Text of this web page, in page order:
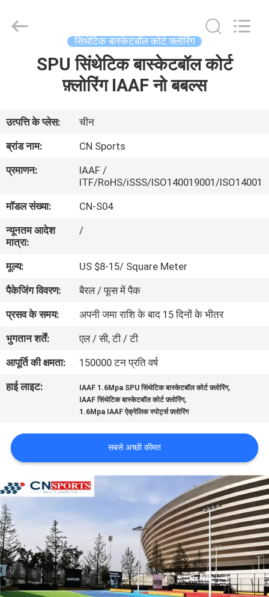
हमारे
बारे
कारखाना
भ्रमण
गुणवत्ता
नियंत्रण
संपर्क
करें
का
अनुरोध
करें
साइटमैप
PRIVACY
POLICY
Materials
सिंथेटिक बास्केटबॉल कोर्ट फ़्लोरिंग
SPU सिंथेटिक बास्केटबॉल कोर्ट
फ़्लोरिंग IAAF नो बबल्स
उत्पत्ति के प्लेस:
चीन
ब्रांड नाम:
CN Sports
प्रमाणन:
IAAF /
ITF/RoHS/iSSS/ISO140019001/ISO14001
मॉडल संख्या:
CN-S04
न्यूनतम आदेश
मात्रा:
/
मूल्य:
US $8-15/ Square Meter
पैकेजिंग विवरण:
बैरल / फूस में पैक
प्रसव के समय:
अपनी जमा राशि के बाद 15 दिनों के भीतर
भुगतान शर्तें:
एल / सी, टी / टी
आपूर्ति की क्षमता:
150000 टन प्रति वर्ष
हाई लाइट:
IAAF 1.6Mpa SPU सिंथेटिक बास्केटबॉल कोर्ट फ़्लोरिंग,
IAAF सिंथेटिक बास्केटबॉल कोर्ट फ़्लोरिंग,
1.6Mpa IAAF ऐक्रेलिक स्पोर्ट्स फ़्लोरिंग
सबसे अच्छी कीमत